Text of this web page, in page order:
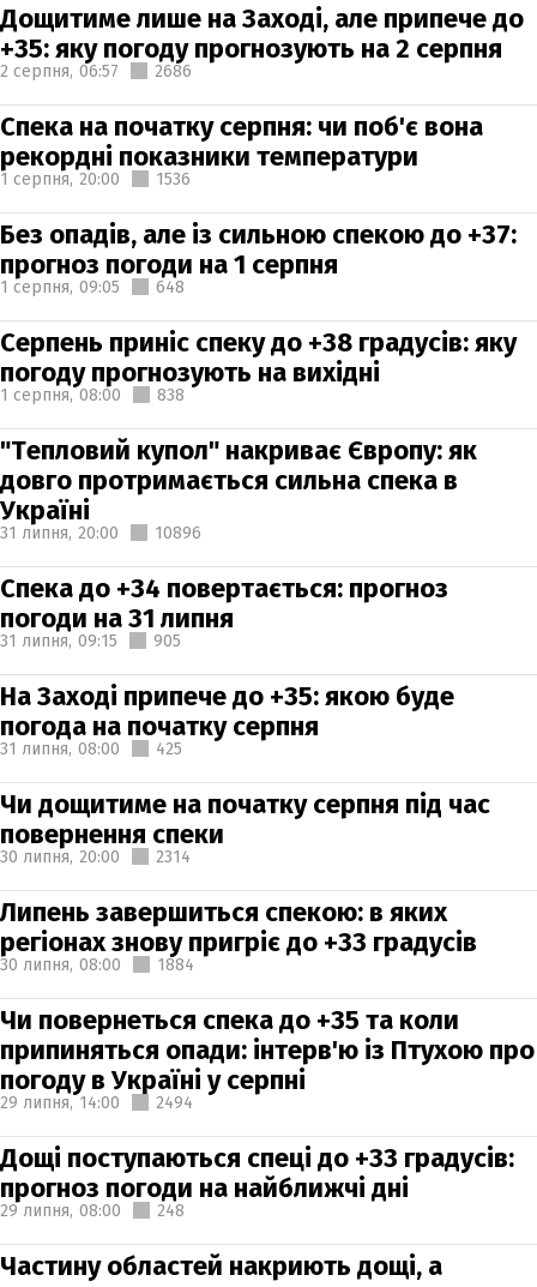
Дощитиме лише на Заході, але припече до
+35: яку погоду прогнозують на 2 серпня
2 серпня, 06:57 2686
Спека на початку серпня: чи поб'є вона
рекордні показники температури
1 серпня, 20:00 1536
Без опадів, але із сильною спекою до +37:
прогноз погоди на 1 серпня
1 серпня, 09:05 648
Серпень приніс спеку до +38 градусів: яку
погоду прогнозують на вихідні
1 серпня, 08:00 838
"Тепловий купол" накриває Європу: як
довго протримається сильна спека в
Україні
31 липня, 20:00 10896
Спека до +34 повертається: прогноз
погоди на 31 липня
31 липня, 09:15 905
На Заході припече до +35: якою буде
погода на початку серпня
31 липня, 08:00 425
Чи дощитиме на початку серпня під час
повернення спеки
30 липня, 20:00 2314
Липень завершиться спекою: в яких
регіонах знову пригріє до +33 градусів
30 липня, 08:00 1884
Чи повернеться спека до +35 та коли
припиняться опади: інтерв'ю із Птухою про
погоду в Україні у серпні
29 липня, 14:00 2494
Дощі поступаються спеці до +33 градусів:
прогноз погоди на найближчі дні
29 липня, 08:00 248
Частину областей накриють дощі, а